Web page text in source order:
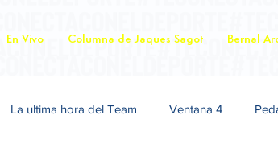
En Vivo Columna de Jaques Sagot Bernal
La ultima hora del Team Ventana 4